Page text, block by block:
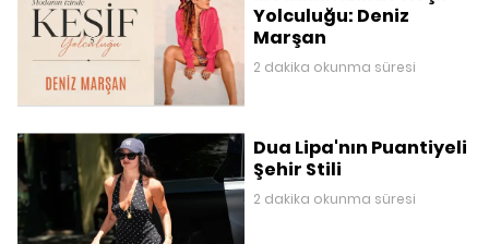
Yolculuğu: Deniz
Marşan
2 dakika okunma süresi
Dua Lipa'nın Puantiyeli
Şehir Stili
2 dakika okunma süresi